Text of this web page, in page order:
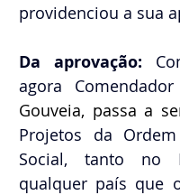
providenciou a sua
Da aprovação:
agora Comendador
Gouveia, passa a
Projetos da
Social, tanto no
qualquer país que